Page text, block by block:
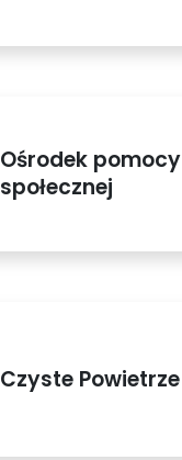
Ośrodek pomocy
społecznej
Czyste Powietrze